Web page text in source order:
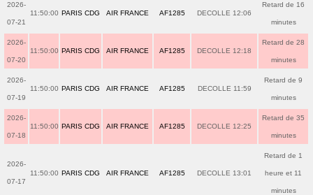
2026-
07-21
11:50:00 PARIS CDG AIR FRANCE AF1285 DECOLLE 12:06
Retard de 16
minutes
2026-
07-20
11:50:00 PARIS CDG AIR FRANCE AF1285 DECOLLE 12:18
Retard de 28
minutes
2026-
07-19
11:50:00 PARIS CDG AIR FRANCE AF1285 DECOLLE 11:59
Retard de 9
minutes
2026-
07-18
11:50:00 PARIS CDG AIR FRANCE AF1285 DECOLLE 12:25
Retard de 35
minutes
2026-
07-17
11:50:00 PARIS CDG AIR FRANCE AF1285 DECOLLE 13:01
Retard de 1
heure et 11
minutes